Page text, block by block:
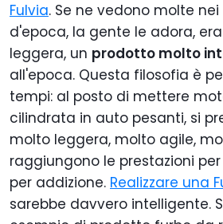
Fulvia. Se ne vedono molte
d'epoca, la gente le adora,
leggera, un prodotto molto
all'epoca. Questa filosofia è
tempi: al posto di mettere
cilindrata in auto pesanti, si
molto leggera, molto agile,
raggiungono le prestazioni
per addizione. Realizzare una
sarebbe davvero intelligente. S